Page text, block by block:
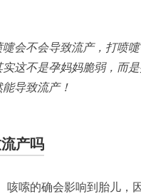
会不会导致流产，打喷
这不是孕妈妈脆弱，而
导致流产！
产吗
咳嗦的确会影响到胎儿，